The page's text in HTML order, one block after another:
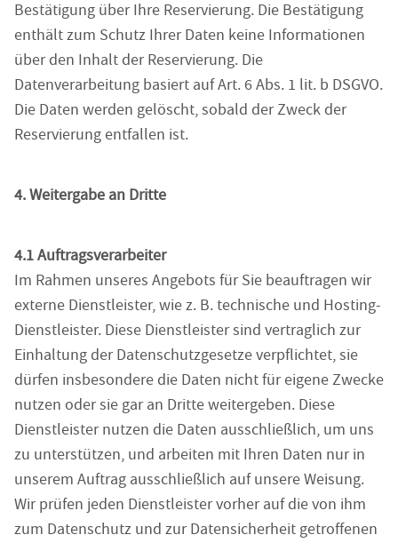
Bestätigung über Ihre Reservierung. Die Bestätigung
enthält zum Schutz Ihrer Daten keine Informationen
über den Inhalt der Reservierung. Die
Datenverarbeitung basiert auf Art. 6 Abs. 1 lit. b DSGVO.
Die Daten werden gelöscht, sobald der Zweck der
Reservierung entfallen ist.
4. Weitergabe an Dritte
4.1 Auftragsverarbeiter
Im Rahmen unseres Angebots für Sie beauftragen wir
externe Dienstleister, wie z. B. technische und Hosting-
Dienstleister. Diese Dienstleister sind vertraglich zur
Einhaltung der Datenschutzgesetze verpflichtet, sie
dürfen insbesondere die Daten nicht für eigene Zwecke
nutzen oder sie gar an Dritte weitergeben. Diese
Dienstleister nutzen die Daten ausschließlich, um uns
zu unterstützen, und arbeiten mit Ihren Daten nur in
unserem Auftrag ausschließlich auf unsere Weisung.
Wir prüfen jeden Dienstleister vorher auf die von ihm
zum Datenschutz und zur Datensicherheit getroffenen